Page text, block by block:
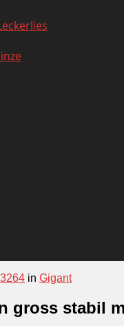
in Gigant
gross stabil